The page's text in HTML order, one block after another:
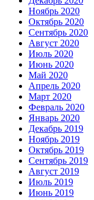
Ноябрь 2020
Октябрь 2020
Сентябрь 2020
Август 2020
Июль 2020
Июнь 2020
Май 2020
Апрель 2020
Март 2020
Февраль 2020
Январь 2020
Декабрь 2019
Ноябрь 2019
Октябрь 2019
Сентябрь 2019
Август 2019
Июль 2019
Июнь 2019